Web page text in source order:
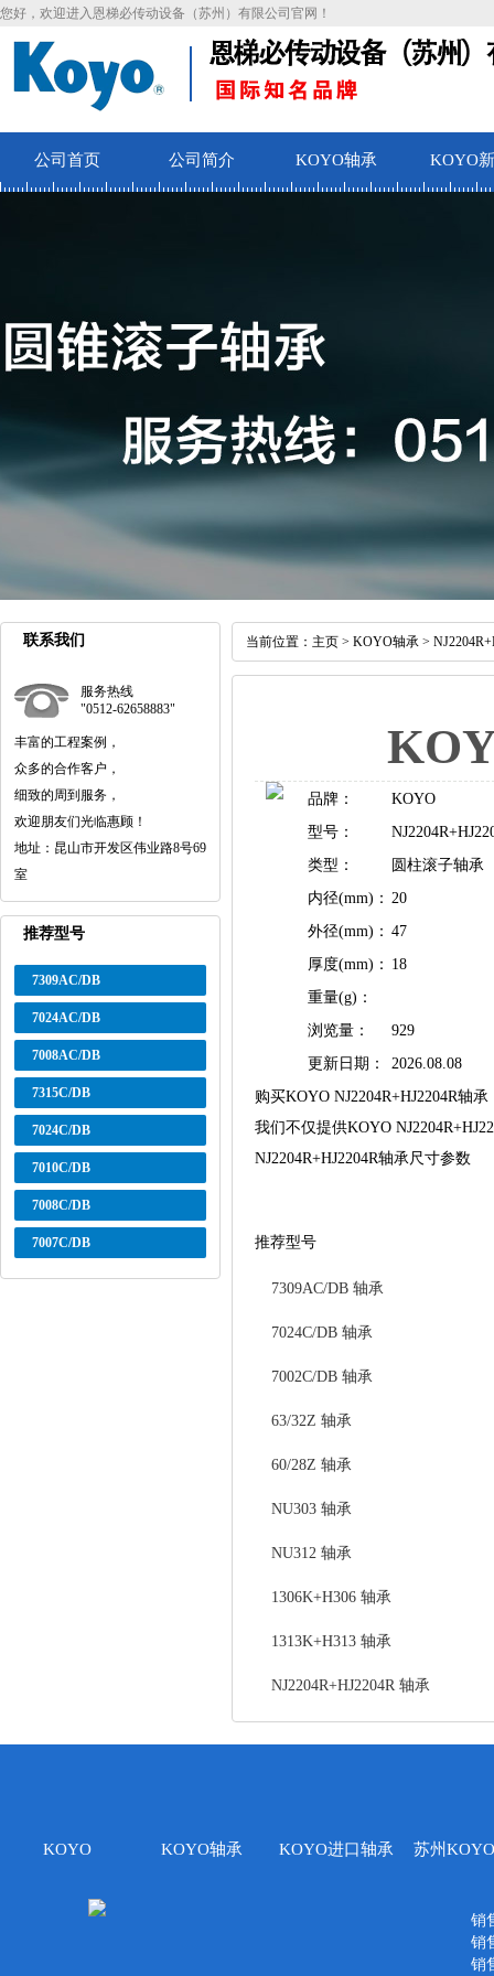
您好，欢迎进入恩梯必传动设备（苏州）有限公司官网！
公司首页 公司简介 KOYO轴承 KOYO
联系我们
服务热线
"0512-62658883"
丰富的工程案例，
众多的合作客户，
细致的周到服务，
欢迎朋友们光临惠顾！
地址：昆山市开发区伟业路8号69
室
推荐型号
7309AC/DB
7024AC/DB
7008AC/DB
7315C/DB
7024C/DB
7010C/DB
7008C/DB
7007C/DB
当前位置： 主页 > KOYO轴承 >
品牌：
KOYO
型号：
类型：
圆柱滚子轴承
内径(mm)： 20
外径(mm)： 47
厚度(mm)： 18
重量(g)：
浏览量：
929
更新日期：
2026.08.08
购买KOYO NJ2204R+HJ2204R轴
我们不仅提供KOYO
NJ2204R+HJ2204R轴承尺寸参数
推荐型号
7309AC/DB 轴承
7024C/DB 轴承
7002C/DB 轴承
63/32Z 轴承
60/28Z 轴承
NU303 轴承
NU312 轴承
1306K+H306 轴承
1313K+H313 轴承
NJ2204R+HJ2204R 轴承
KOYO KOYO轴承 KOYO进口轴承 苏州
销
销
销